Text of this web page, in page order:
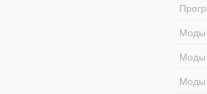
Моды
Моды
Моды